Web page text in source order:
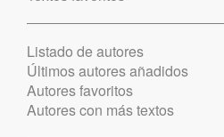
Listado de autores
Últimos autores añadidos
Autores favoritos
Autores con más textos